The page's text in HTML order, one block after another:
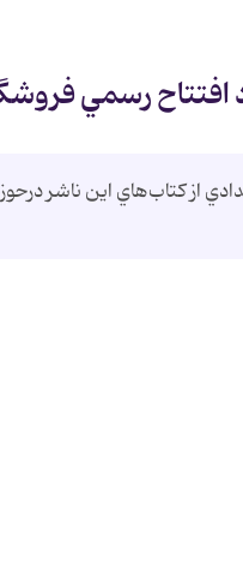
رسمي
از كتاب‌هاي اين ناشر